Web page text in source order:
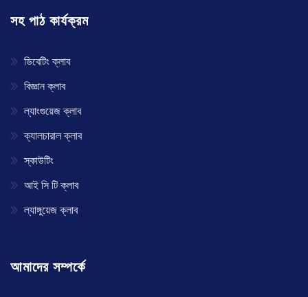
সহ পাঠ কার্যক্রম
ডিবেটিং ক্লাব
বিজ্ঞান ক্লাব
ল্যাংগুয়েজ ক্লাব
ক্যালচারাল ক্লাব
স্কাউটিং
আই সি টি ক্লাব
ল্যাঙ্গুয়েজ ক্লাব
আমাদের সম্পর্কে